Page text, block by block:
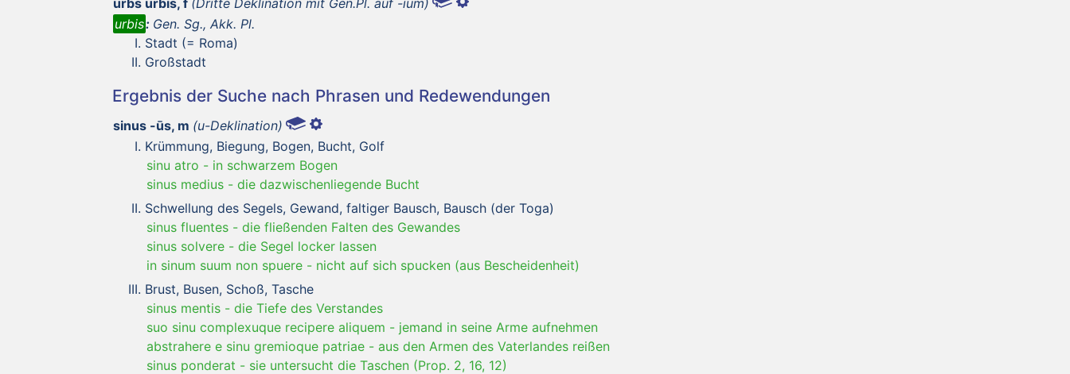
urbis: Gen. Sg., Akk. Pl.
Stadt (= Roma)
Großstadt
Ergebnis der Suche nach Phrasen und Redewendungen
sinus -ūs, m (u-Deklination)
Krümmung, Biegung, Bogen, Bucht, Golf
sinu atro - in schwarzem Bogen
sinus medius - die dazwischenliegende Bucht
Schwellung des Segels, Gewand, faltiger Bausch, Bausch (der Toga)
sinus fluentes - die fließenden Falten des Gewandes
sinus solvere - die Segel locker lassen
in sinum suum non spuere - nicht auf sich spucken (aus Bescheidenheit)
Brust, Busen, Schoß, Tasche
sinus mentis - die Tiefe des Verstandes
suo sinu complexuque recipere aliquem - jemand in seine Arme aufnehmen
abstrahere e sinu gremioque patriae - aus den Armen des Vaterlandes reißen
sinus ponderat - sie untersucht die Taschen (Prop. 2, 16, 12)